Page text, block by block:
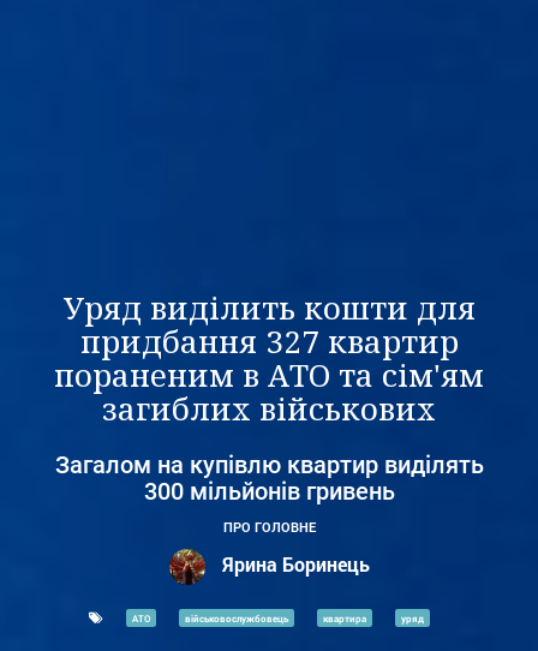
Уряд виділить кошти для
придбання 327 квартир
пораненим в АТО та сім'ям
загиблих військових
Загалом на купівлю квартир виділять
300 мільйонів гривень
ПРО ГОЛОВНЕ
Ярина Боринець
АТО військовослужбовець квартира уряд